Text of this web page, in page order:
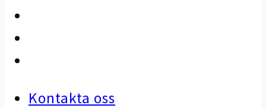
Kontakta oss